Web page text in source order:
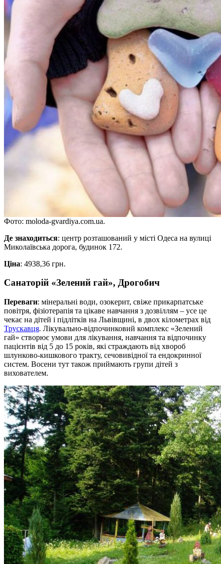
Фото: moloda-gvardiya.com.ua.
Де знаходиться: центр розташований у місті Одеса на вулиці
Миколаївська дорога, будинок 172.
Ціна: 4938,36 грн.
Санаторій «Зелений гай», Дрогобич
Переваги: мінеральні води, озокерит, свіже прикарпатське
повітря, фізіотерапія та цікаве навчання з дозвіллям – усе це
чекає на дітей і підлітків на Львівщині, в двох кілометрах від
Трускавця. Лікувально-відпочинковий комплекс «Зелений
гай» створює умови для лікування, навчання та відпочинку
пацієнтів від 5 до 15 років, які страждають від хвороб
шлунково-кишкового тракту, сечовивідної та ендокринної
систем. Восени тут також приймають групи дітей з
вихователем.